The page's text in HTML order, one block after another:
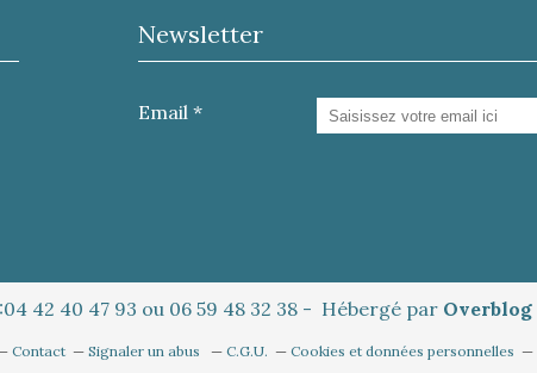
Newsletter
Email
42 40 47 93 ou 06 59 48 32 38 - Hébergé par Overblog
Contact Signaler un abus C.G.U. Cookies et données personnelles